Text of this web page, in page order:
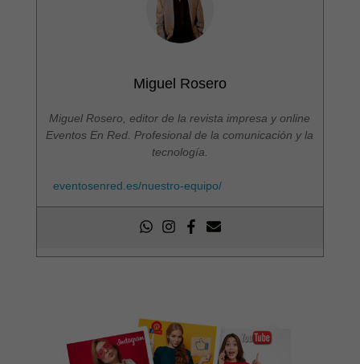
Miguel Rosero
Miguel Rosero, editor de la revista impresa y online
Eventos En Red. Profesional de la comunicación y la
tecnología.
eventosenred.es/nuestro-equipo/